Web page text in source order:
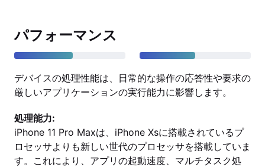
パフォーマンス
デバイスの処理性能は、日常的な操作の応答性や要求の
厳しいアプリケーションの実行能力に影響します。
処理能力:
iPhone 11 Pro Maxは、iPhone Xsに搭載されているプ
ロセッサよりも新しい世代のプロセッサを搭載していま
す。これにより、アプリの起動速度、マルチタスク処